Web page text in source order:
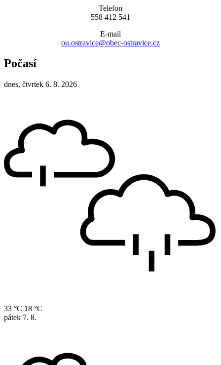
Telefon
558 412 541
E-mail
ou.ostravice@obec-ostravice.cz
Počasí
dnes, čtvrtek 6. 8. 2026
33 °C 18 °C
pátek 7. 8.